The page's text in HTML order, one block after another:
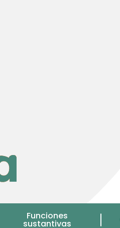
Funciones
sustantivas